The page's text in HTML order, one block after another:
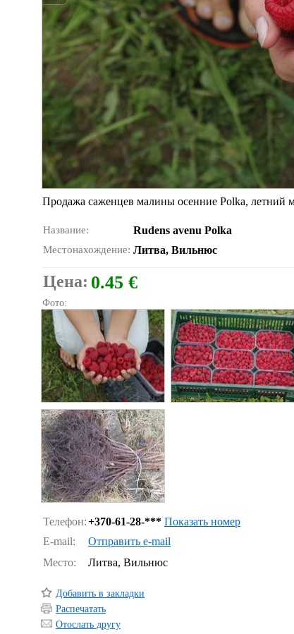
Продажа саженцев малины осенние Polka, летний
Название: Rudens avenu Polka
Местонахождение: Литва, Вильнюс
Цена: 0.45 €
Фото:
Телефон:+370-61-28-*** Показать номер
E-mail:
Отправить e-mail
Место:
Литва, Вильнюс
Добавить в закладки
Распечатать
Отослать другу